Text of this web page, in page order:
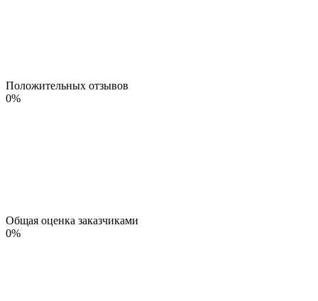
Положительных отзывов
0%
Общая оценка заказчиками
0%